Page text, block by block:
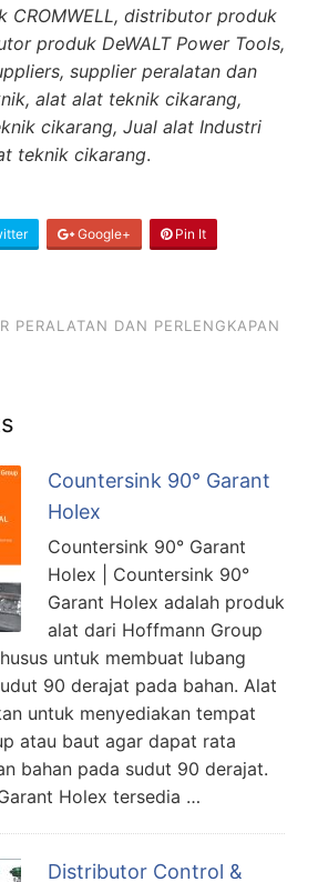
CROMWELL, distributor produk
produk DeWALT Power Tools,
supplier peralatan dan
alat alat teknik cikarang,
cikarang, Jual alat Industri
teknik cikarang.
Google+ Pin It
PERALATAN DAN PERLENGKAPAN
Countersink 90° Garant
Holex
Countersink 90° Garant
Holex | Countersink 90°
Garant Holex adalah produk
alat dari Hoffmann Group
untuk membuat lubang
90 derajat pada bahan. Alat
untuk menyediakan tempat
atau baut agar dapat rata
bahan pada sudut 90 derajat.
Holex tersedia …
Distributor Control &